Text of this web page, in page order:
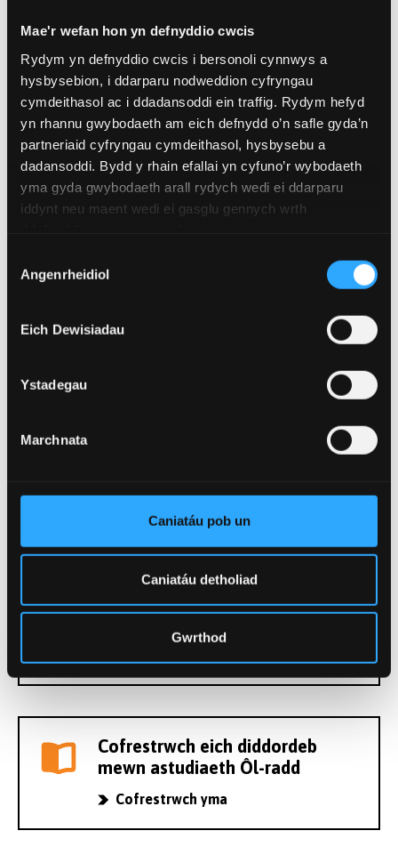
Mae'r wefan hon yn defnyddio cwcis
Rydym yn defnyddio cwcis i bersonoli cynnwys a
hysbysebion, i ddarparu nodweddion cyfryngau
cymdeithasol ac i ddadansoddi ein traffig. Rydym hefyd
yn rhannu gwybodaeth am eich defnydd o’n safle gyda’n
partneriaid cyfryngau cymdeithasol, hysbysebu a
dadansoddi. Bydd y rhain efallai yn cyfuno’r wybodaeth
yma gyda gwybodaeth arall rydych wedi ei ddarparu
iddynt neu maent wedi ei gasglu gennych wrth
Caniatâd
Angenrheidiol
Eich Dewisiadau
Ystadegau
Marchnata
Caniatáu pob un
Caniatáu detholiad
Gwrthod
rhyngwladol ar gyfer y cwrs hwn.
Fideo - MA Addysg
(Cymru) Cenedlaethol
Sut i wneud cais
Ffioedd Dysgu Ôl-radd
Edrychwch ar ein wybodaeth ffioedd
Cofrestrwch eich diddordeb
mewn astudiaeth Ôl-radd
Cofrestrwch yma